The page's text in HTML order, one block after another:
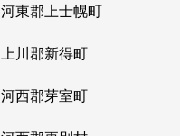
河東郡上士幌町
上川郡新得町
河西郡芽室町